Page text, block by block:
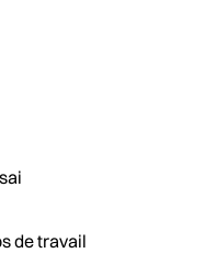
de travail